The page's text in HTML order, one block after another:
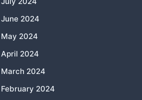
June 2024
May 2024
April 2024
March 2024
February 2024